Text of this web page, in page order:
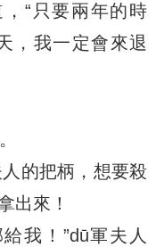
“只要兩年的時
，我一定會來退
的把柄，想要殺
出來！
我！”dū軍夫人